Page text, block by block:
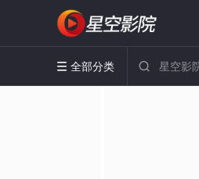
 全部分类 